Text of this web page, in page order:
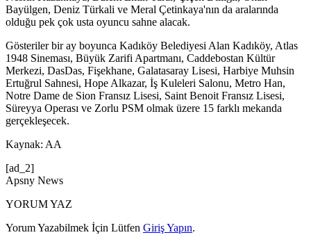
Bayülgen, Deniz Türkali ve Meral Çetinkaya'nın da aralarında
olduğu pek çok usta oyuncu sahne alacak.
Gösteriler bir ay boyunca Kadıköy Belediyesi Alan Kadıköy, Atlas
1948 Sineması, Büyük Zarifi Apartmanı, Caddebostan Kültür
Merkezi, DasDas, Fişekhane, Galatasaray Lisesi, Harbiye Muhsin
Ertuğrul Sahnesi, Hope Alkazar, İş Kuleleri Salonu, Metro Han,
Notre Dame de Sion Fransız Lisesi, Saint Benoit Fransız Lisesi,
Süreyya Operası ve Zorlu PSM olmak üzere 15 farklı mekanda
gerçekleşecek.​​​​​​​
Kaynak: AA
[ad_2]
Apsny News
YORUM YAZ
Yorum Yazabilmek İçin Lütfen Giriş Yapın.